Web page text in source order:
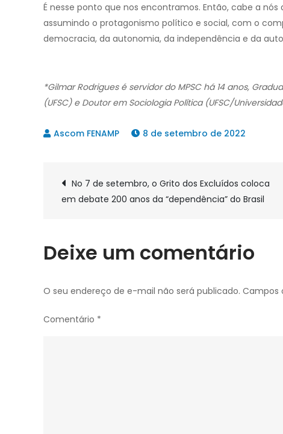
É nesse ponto que nos encontramos. Então, cabe a
assumindo o protagonismo político e social, com o
democracia, da autonomia, da independência e da
*Gilmar Rodrigues é servidor do MPSC há 14 anos,
(UFSC) e Doutor em Sociologia Política (UFSC/
8 de setembro de 2022
Navegação
Post
No 7 de setembro, o Grito dos Excluídos coloca
em debate 200 anos da “dependência” do Brasil
Deixe um comentário
O seu endereço de e-mail não será publicado. Campos
Comentário *